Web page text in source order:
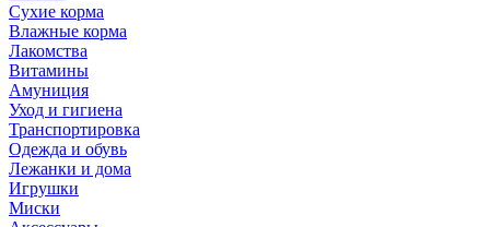
Сухие корма
Влажные корма
Лакомства
Витамины
Амуниция
Уход и гигиена
Транспортировка
Одежда и обувь
Лежанки и дома
Игрушки
Миски